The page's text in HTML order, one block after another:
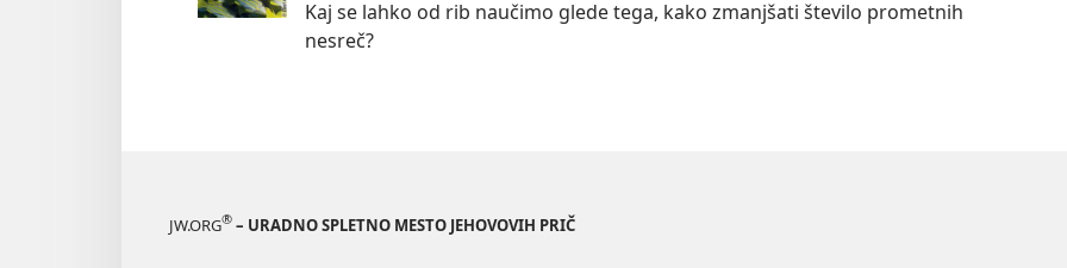
Kaj se lahko od rib naučimo glede tega, kako zmanjšati število prometnih
nesreč?
JW.ORG® – URADNO SPLETNO MESTO JEHOVOVIH PRIČ